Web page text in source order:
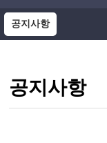
공지사항
공지사항